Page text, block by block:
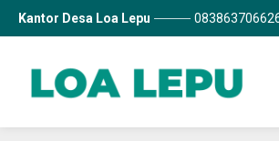
Kantor Desa Loa Lepu